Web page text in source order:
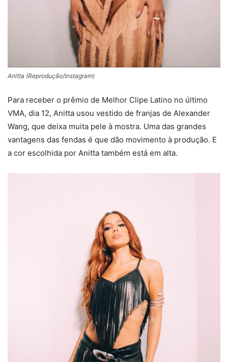
Anitta (Reprodução/Instagram)
Para receber o prêmio de Melhor Clipe Latino no último
VMA, dia 12, Anitta usou vestido de franjas de Alexander
Wang, que deixa muita pele à mostra. Uma das grandes
vantagens das fendas é que dão movimento à produção. E
a cor escolhida por Anitta também está em alta.